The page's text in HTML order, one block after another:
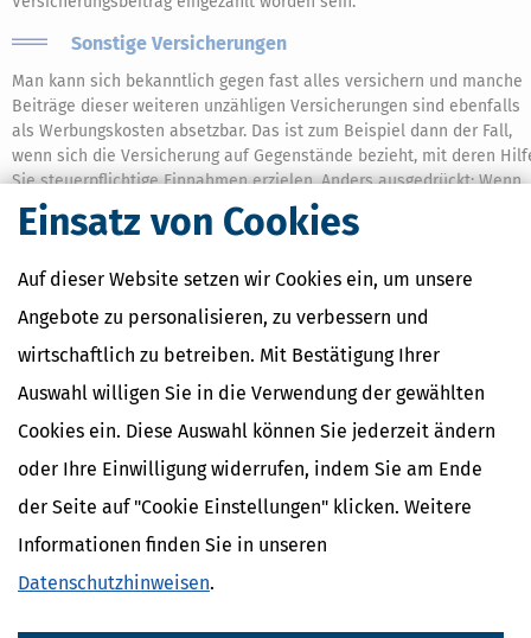
Einsatz von Cookies
Auf dieser Website setzen wir Cookies ein, um unsere
Angebote zu personalisieren, zu verbessern und
wirtschaftlich zu betreiben. Mit Bestätigung Ihrer
Auswahl willigen Sie in die Verwendung der gewählten
Cookies ein. Diese Auswahl können Sie jederzeit ändern
oder Ihre Einwilligung widerrufen, indem Sie am Ende
der Seite auf "Cookie Einstellungen" klicken. Weitere
Informationen finden Sie in unseren
Datenschutzhinweisen.
Sonstige Versicherungen
Man kann sich bekanntlich gegen fast alles versichern und manche
Beiträge dieser weiteren unzähligen Versicherungen sind ebenfalls
als Werbungskosten absetzbar. Das ist zum Beispiel dann der Fall,
wenn sich die Versicherung auf Gegenstände bezieht, mit deren
Sie steuerpflichtige Einnahmen erzielen. Anders ausgedrückt: Wenn
Sachen versichert sind, die Sie für Ihren Beruf brauchen, ist die
Wahrscheinlichkeit hoch, dass Sie die Versicherungsbeiträge in der
Dazu gehören zum Beispiel Beiträge für eine Versicherung gegen
Diebstahl und Beschädigung von Arbeitsmitteln, Beiträge für eine
Reisegepäckversicherung (die auf das Risiko bei
beschränkt ist) oder Beiträge für eine Hausrat- und
Gebäudeversicherungen, die anteilig auf ein steuerlich anerkanntes
Ähnliche Themen
Erben, Vererben & Schenken
Selbstständigkeit